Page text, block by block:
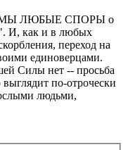
ЛЮБЫЕ СПОРЫ о
И, как и в любых
переход на
единоверцами.
Силы нет -- просьба
по-отрочески
людьми,